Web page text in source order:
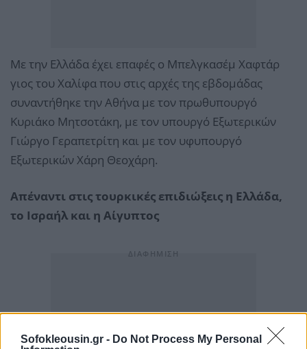
Sofokleousin.gr - Do Not Process My Personal
Με την Ελλάδα έχει επαφές ο Μπελγκασέμ Χαφτάρ
γιος του Χαλίφα που στις αρχές της εβδομάδας
συναντήθηκε την Αθήνα με τον πρωθυπουργό
Κυριάκο Μητσοτάκη, με τον υπουργό Εξωτερικών
Γιώργο Γεραπετρίτη και με τον υφυπουργό
Εξωτερικών Χάρη Θεοχάρη.
Απέναντι στις τουρκικές επιδιώξεις η Ελλάδα,
το Ισραήλ και η Αίγυπτος